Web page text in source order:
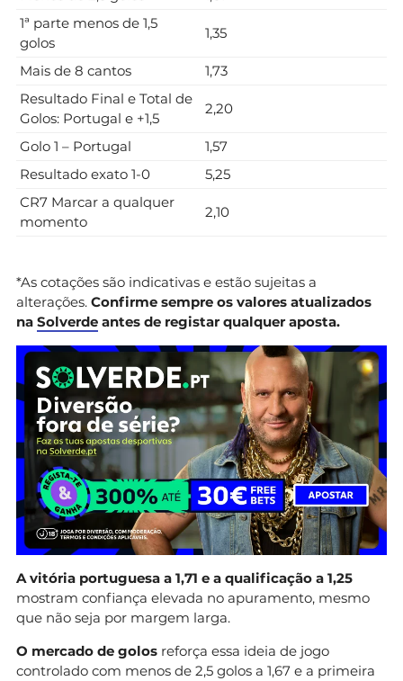
1ª parte menos de 1,5
golos
1,35
Mais de 8 cantos
1,73
Resultado Final e Total de
Golos: Portugal e +1,5
2,20
Golo 1 – Portugal
1,57
Resultado exato 1-0
5,25
CR7 Marcar a qualquer
momento
2,10
*As cotações são indicativas e estão sujeitas a
alterações. Confirme sempre os valores atualizados
na Solverde antes de registar qualquer aposta.
A vitória portuguesa a 1,71 e a qualificação a 1,25
mostram confiança elevada no apuramento, mesmo
que não seja por margem larga.
O mercado de golos reforça essa ideia de jogo
controlado com menos de 2,5 golos a 1,67 e a primeira